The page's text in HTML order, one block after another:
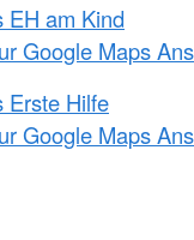
EH am Kind
Google Maps
Erste Hilfe
Google Maps